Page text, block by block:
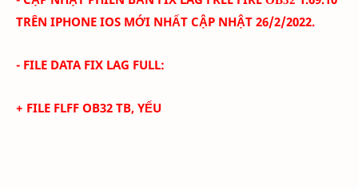
TRÊN IPHONE IOS MỚI NHẤT CẬP NHẬT 26/2/2022.
- FILE DATA FIX LAG FULL:
+ FILE FLFF OB32 TB, YẾU